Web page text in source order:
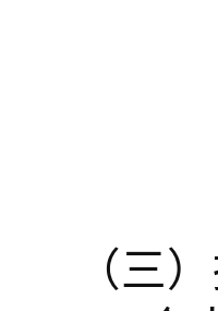
（三